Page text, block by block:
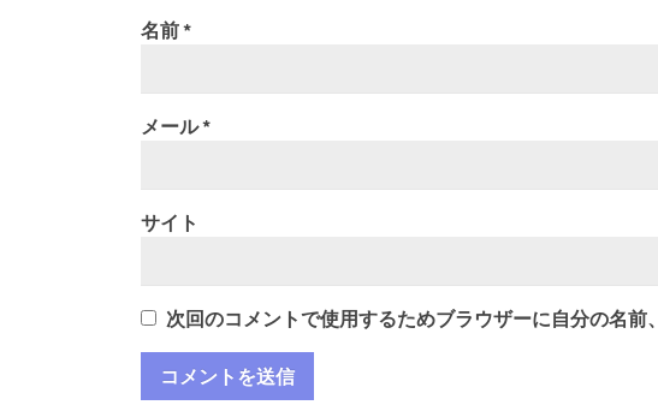
名前*
メール*
サイト
次回のコメントで使用するためブラウザーに自分の名前